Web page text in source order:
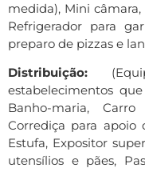
medida), Mini
Refrigerador para
preparo de pizzas e
Distribuição:
estabelecimentos
Banho-maria,
Corrediça para apoio
Estufa, Expositor
utensílios e pães,